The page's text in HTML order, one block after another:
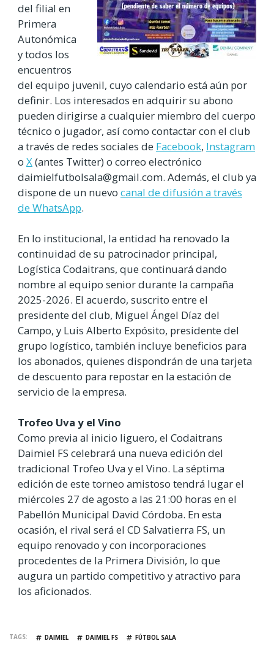
del filial en
Primera
Autonómica
y todos los
encuentros
del equipo juvenil, cuyo calendario está aún por
definir. Los interesados en adquirir su abono
pueden dirigirse a cualquier miembro del cuerpo
técnico o jugador, así como contactar con el club
a través de redes sociales de Facebook, Instagram
o X(antes Twitter) o correo electrónico
daimielfutbolsala@gmail.com. Además, el club ya
dispone de un nuevo canal de difusión a través
de WhatsApp.
En lo institucional, la entidad ha renovado la
continuidad de su patrocinador principal,
Logística Codaitrans, que continuará dando
nombre al equipo senior durante la campaña
2025-2026. El acuerdo, suscrito entre el
presidente del club, Miguel Ángel Díaz del
Campo, y Luis Alberto Expósito, presidente del
grupo logístico, también incluye beneficios para
los abonados, quienes dispondrán de una tarjeta
de descuento para repostar en la estación de
servicio de la empresa.
Trofeo Uva y el Vino
Como previa al inicio liguero, el Codaitrans
Daimiel FS celebrará una nueva edición del
tradicional Trofeo Uva y el Vino. La séptima
edición de este torneo amistoso tendrá lugar el
miércoles 27 de agosto a las 21:00 horas en el
Pabellón Municipal David Córdoba. En esta
ocasión, el rival será el CD Salvatierra FS, un
equipo renovado y con incorporaciones
procedentes de la Primera División, lo que
augura un partido competitivo y atractivo para
los aficionados.
TAGS DAIMIEL DAIMIEL FS FÚTBOL SALA